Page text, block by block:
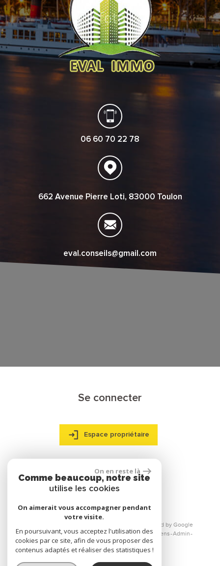
06 60 70 22 78
662 Avenue Pierre Loti, 83000 Toulon
eval.conseils@gmail.com
Se connecter
Espace propriétaire
réalisé par
© 2026 | Tous droits réservés | Traduction powered by Google
Plan du site Mentions légales Nos honoraires Liens Admin
Toutes nos annonces
On en reste là
Comme beaucoup, notre site
utilise les cookies
On aimerait vous accompagner pendant
votre visite.
En poursuivant, vous acceptez l'utilisation des
cookies par ce site, afin de vous proposer des
contenus adaptés et réaliser des statistiques !